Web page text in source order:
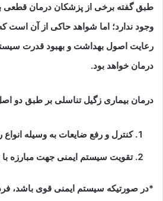
طبق گفته برخی از پزشکان درمان قطعی
وجود ندارد؛ اما شواهد حاکی از آن است
رعایت اصول بهداشت و بهبود قدرت
درمان خواهد بود.
درمان بیماری زگیل تناسلی بر طبق دو
کنترل و رفع ضایعات به وسیله
تقویت سیستم ایمنی جهت مبارزه با
*در صورتیکه سیستم ایمنی قوی باشد،